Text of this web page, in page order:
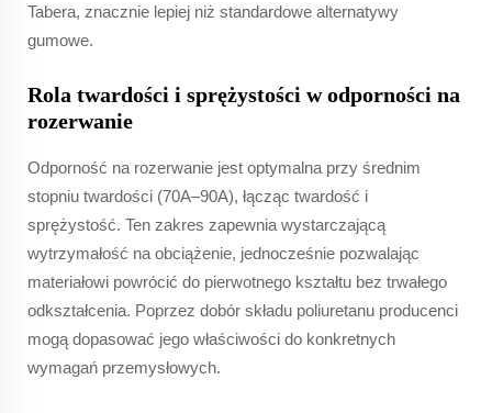
Tabera, znacznie lepiej niż standardowe alternatywy
gumowe.
Rola twardości i sprężystości w odporności na
rozerwanie
Odporność na rozerwanie jest optymalna przy średnim
stopniu twardości (70A–90A), łącząc twardość i
sprężystość. Ten zakres zapewnia wystarczającą
wytrzymałość na obciążenie, jednocześnie pozwalając
materiałowi powrócić do pierwotnego kształtu bez trwałego
odkształcenia. Poprzez dobór składu poliuretanu producenci
mogą dopasować jego właściwości do konkretnych
wymagań przemysłowych.